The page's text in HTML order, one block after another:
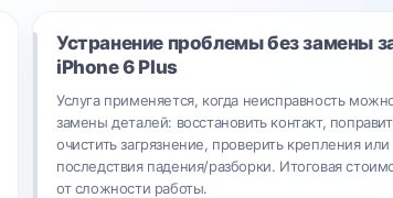
Устранение проблемы без замены
iPhone 6 Plus
Услуга применяется, когда неисправность
замены деталей: восстановить контакт,
очистить загрязнение, проверить крепления или
последствия падения/разборки. Итоговая
от сложности работы.